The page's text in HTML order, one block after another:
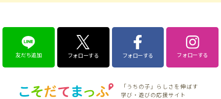
友だち追加 フォローする フォローする フォローする
「うちの子」らしさを伸ばす
学び・遊びの応援サイト